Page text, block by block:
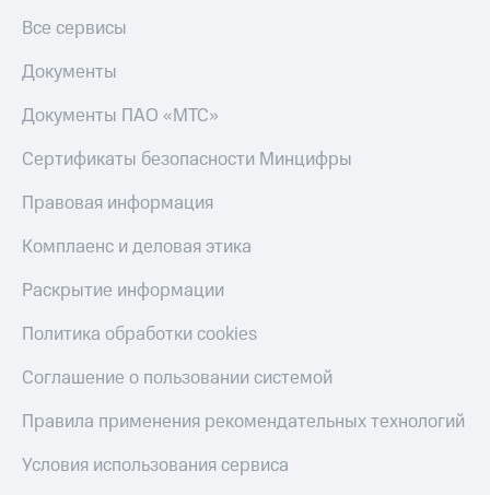
Переводы
телефона
на карту
МТС Pay
Оплата
по QR-
коду
Смартфоны
Наушники
колонки
Умные
часы
и
Все сервисы
Документы
Документы ПАО «МТС»
Сертификаты безопасности Минцифры
Правовая информация
Комплаенс и деловая этика
Раскрытие информации
Политика обработки cookies
Соглашение о пользовании системой
Правила применения рекомендательных технологий
Условия использования сервиса